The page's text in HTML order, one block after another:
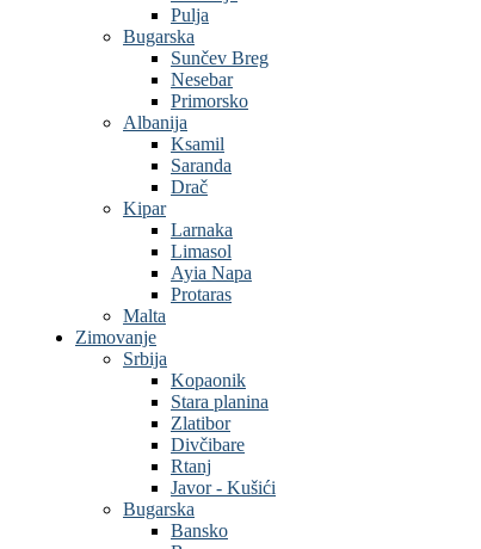
Pulja
Bugarska
Sunčev Breg
Nesebar
Primorsko
Albanija
Ksamil
Saranda
Drač
Kipar
Larnaka
Limasol
Ayia Napa
Protaras
Malta
Zimovanje
Srbija
Kopaonik
Stara planina
Zlatibor
Divčibare
Rtanj
Javor - Kušići
Bugarska
Bansko